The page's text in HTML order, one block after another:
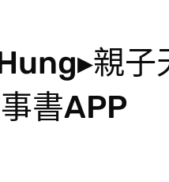
親子
書APP